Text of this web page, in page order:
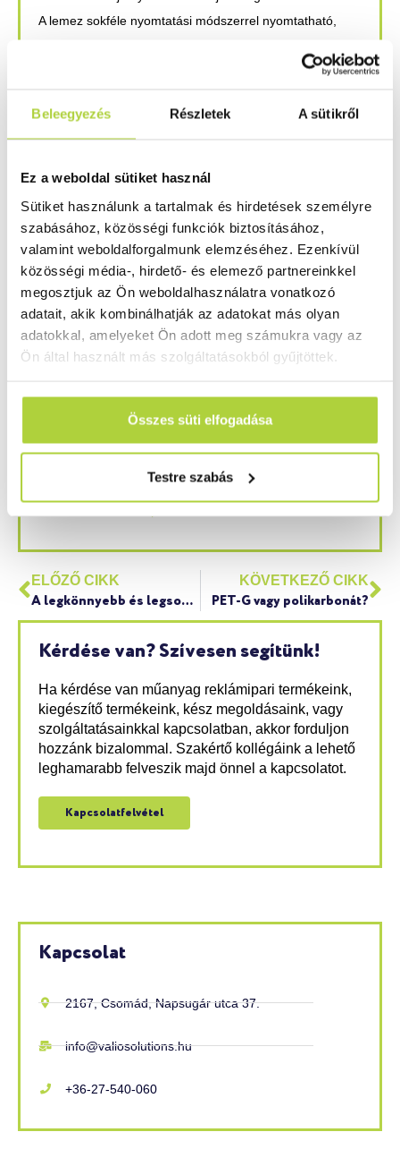
Beleegyezés Részletek A sütikről
Ez a weboldal sütiket használ
Sütiket használunk a tartalmak és hirdetések személyre
szabásához, közösségi funkciók biztosításához,
valamint weboldalforgalmunk elemzéséhez. Ezenkívül
közösségi média-, hirdető- és elemező partnereinkkel
megosztjuk az Ön weboldalhasználatra vonatkozó
adatait, akik kombinálhatják az adatokat más olyan
adatokkal, amelyeket Ön adott meg számukra vagy az
Ön által használt más szolgáltatásokból gyűjtöttek.
Összes süti elfogadása
Testre szabás
A lemez sokféle nyomtatási módszerrel nyomtatható,
Alkalmas a különféle koronakezelési metódusokra is,
problémákat.
A HIPS 100%-ban újrahasznosítható anyag, azonban
kevés az a hely, ahol valóban foglalkoznak is az
újrahasznosításával is. Az USA-ban a lakosság kb. 20-
60%-nak van hozzáférése azokhoz a PS
újrahasznosítási programokhoz, amelyek segítenek a
hulladék megfelelő kezelésében.
A HIPS nagyon sokoldalú anyag
könnyedén formázható anyag. Rendkívül sok
feldolgozási formára megfelel, ezért nagyon népszerű a
reklámiparban dolgozók körében.
Szívesen megtudnál még többet az anyagról?
ELŐZŐ CIKK
A legkönnyebb és legsokoldalúbb furnér lemez
KÖVETKEZŐ CIKK
PET-G vagy polikarbonát?
Kérdése van? Szívesen segítünk!
Ha kérdése van műanyag reklámipari termékeink,
kiegészítő termékeink, kész megoldásaink, vagy
szolgáltatásainkkal kapcsolatban, akkor forduljon
hozzánk bizalommal. Szakértő kollégáink a lehető
leghamarabb felveszik majd önnel a kapcsolatot.
Kapcsolatfelvétel
Kapcsolat
2167, Csomád, Napsugár utca 37.
info@valiosolutions.hu
+36-27-540-060